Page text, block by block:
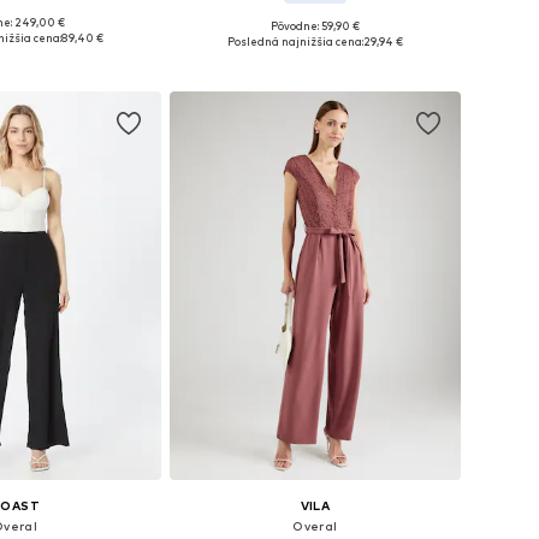
S, M, L, XL
249,00 €
cena:89,40 € Dostupné veľkosti: XS
Pôvodne: 59,90 €
Posledná najnižšia cena:29,94 €
VILA
Overal